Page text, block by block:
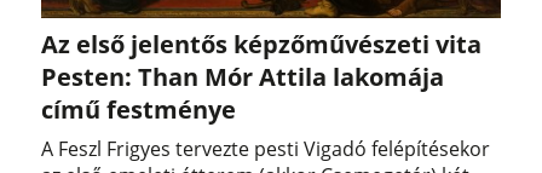
Az első jelentős képzőművészeti vita
Pesten: Than Mór Attila lakomája
című festménye
A Feszl Frigyes tervezte pesti Vigadó felépítésekor